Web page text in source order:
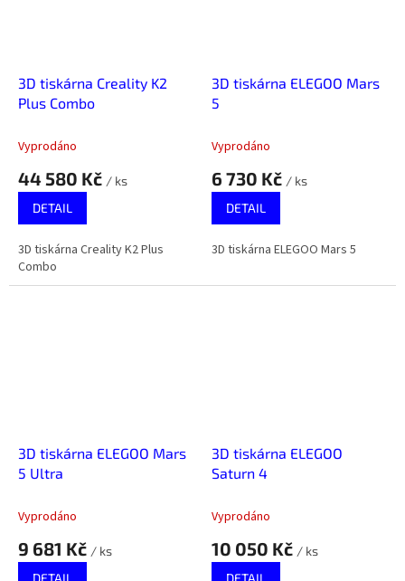
3D tiskárna Creality K2
Plus Combo
Vyprodáno
44 580 Kč / ks
DETAIL
3D tiskárna Creality K2 Plus
Combo
3D tiskárna ELEGOO Mars
5
Vyprodáno
6 730 Kč / ks
DETAIL
3D tiskárna ELEGOO Mars 5
3D tiskárna ELEGOO Mars
5 Ultra
Vyprodáno
9 681 Kč / ks
3D tiskárna ELEGOO
Saturn 4
Vyprodáno
10 050 Kč / ks